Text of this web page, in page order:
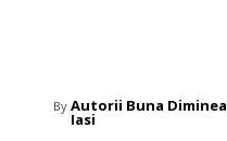
By Autorii Buna
Iasi